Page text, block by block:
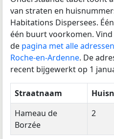
van straten en
Habitations Dispersees.
één buurt voorkomen.
de pagina met alle
Roche-en-Ardenne. De
recent bijgewerkt op 1
Straatnaam
Hameau de
Borzée
2